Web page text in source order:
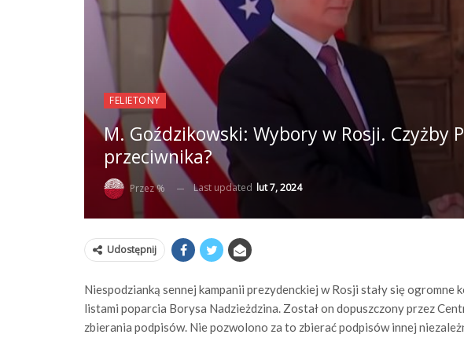
FELIETONY
M. Goździkowski: Wybory w Rosji. Czyżby
przeciwnika?
Przez % Last updated lut 7, 2024
Udostępnij
Niespodzianką sennej kampanii prezydenckiej w Rosji stały się ogromne
listami poparcia Borysa Nadzieżdzina. Został on dopuszczony przez
zbierania podpisów. Nie pozwolono za to zbierać podpisów innej